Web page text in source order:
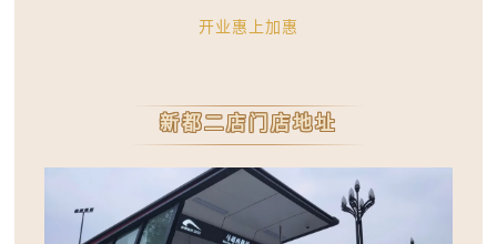
开业惠上加惠
新都二店门店地址